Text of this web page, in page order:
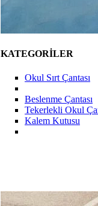
KATEGORİLER
Okul Sırt Çantası
Beslenme Çantası
Tekerlekli Okul
Kalem Kutusu